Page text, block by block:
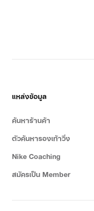
แหล่งข้อมูล
ค้นหาร้านค้า
ตัวค้นหารองเท้าวิ่ง
Nike Coaching
สมัครเป็น Member